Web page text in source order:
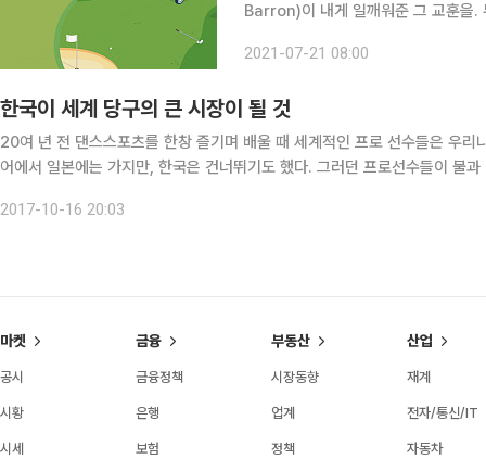
Barron)이 내게 일깨워준 그 교훈을.
만한 게 없다. 그냥 뱁새 김용준 프로
2021-07-21 08:00
한국이 세계 당구의 큰 시장이 될 것
20여 년 전 댄스스포츠를 한창 즐기며 배울 때 세계적인 프로 선수들은 우
어에서 일본에는 가지만, 한국은 건너뛰기도 했다. 그러던 프로선수들이 불
2017-10-16 20:03
마켓
공시
시황
시세
금융
금융정책
은행
보험
부동산
시장동향
업계
정책
산업
재계
전자/통신/IT
자동차